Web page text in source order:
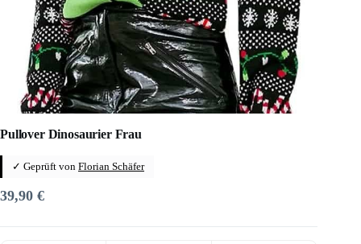
Pullover Dinosaurier Frau
✓ Geprüft von Florian Schäfer
39,90 €